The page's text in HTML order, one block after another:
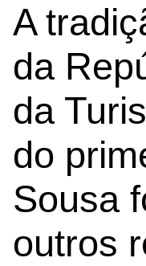
A
da
da
do
Sousa
outros